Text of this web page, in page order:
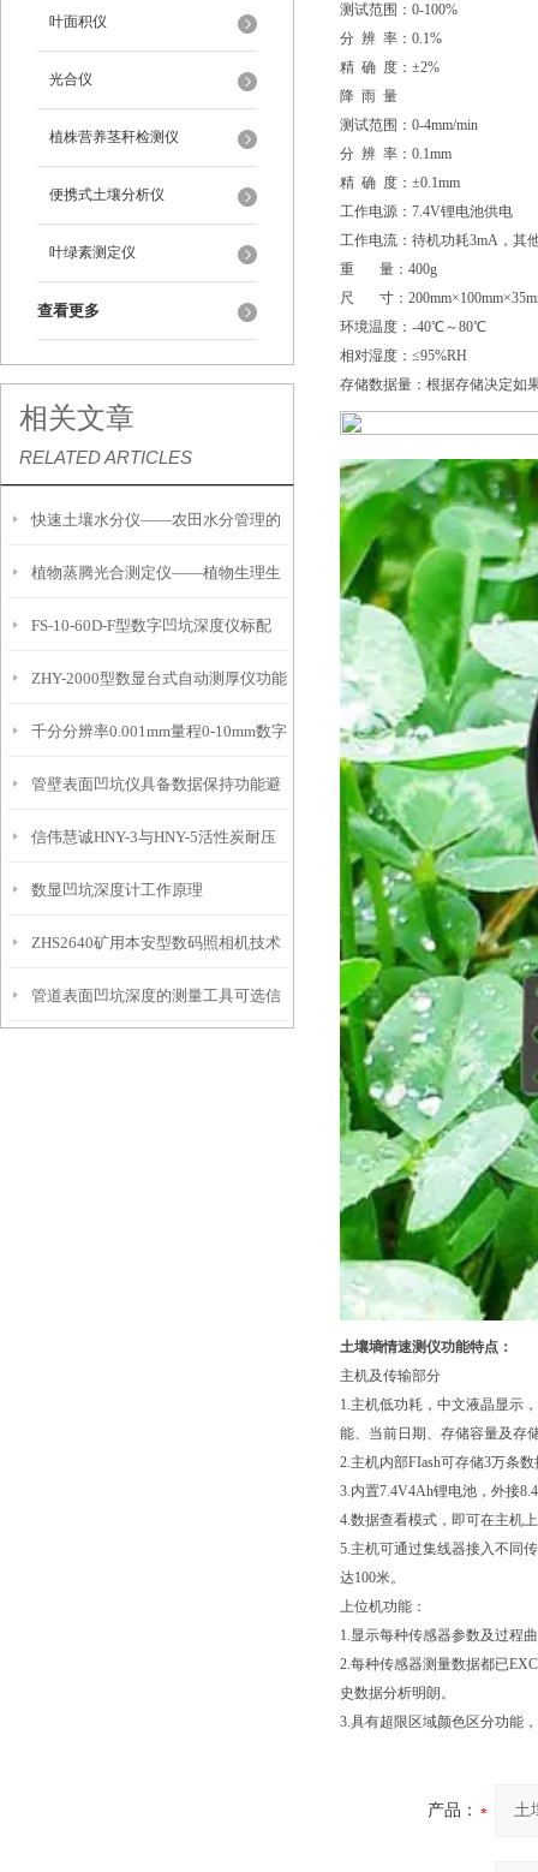
叶面积仪
光合仪
植株营养茎秆检测仪
便携式土壤分析仪
叶绿素测定仪
查看更多
相关文章
RELATED ARTICLES
快速土壤水分仪——农田水分管理的
便携式检测工具
植物蒸腾光合测定仪——植物生理生
态的实时监测设备
FS-10-60D-F型数字凹坑深度仪标配
IP54级表头分辨率0.01mm量程
10mm！
ZHY-2000型数显台式自动测厚仪功能
特点
千分分辨率0.001mm量程0-10mm数字
埋头度仪技术参数！
管壁表面凹坑仪具备数据保持功能避
免测试过程中测针移动导致数据变动
信伟慧诚HNY-3与HNY-5活性炭耐压
强度测定仪技术参数！
数显凹坑深度计工作原理
ZHS2640矿用本安型数码照相机技术
参数！
管道表面凹坑深度的测量工具可选信
测试范围：0-100%
分 辨 率：0.1%
精 确 度：±2%
降 雨 量
测试范围：0-4mm/min
分 辨 率：0.1mm
精 确 度：±0.1mm
工作电源：7.4V锂电池供电
工作电流：待机功耗3mA，其
重 量：400g
尺 寸：
环境温度：-40℃～80℃
相对湿度：≤95%RH
存储数据量：根据存储决定如
土壤墒情速测仪功能特点：
主机及传输部分
1.主机低功耗，中文液晶显示
能、当前日期、存储容量及存
2.主机内部FIash可存储3万条
3.内置7.4V4Ah锂电池，外接
4.数据查看模式，即可在主机
5.主机可通过集线器接入不同
达100米。
上位机功能：
1.显示每种传感器参数及过程
2.每种传感器测量数据都已
史数据分析明朗。
3.具有超限区域颜色区分功能
产品：